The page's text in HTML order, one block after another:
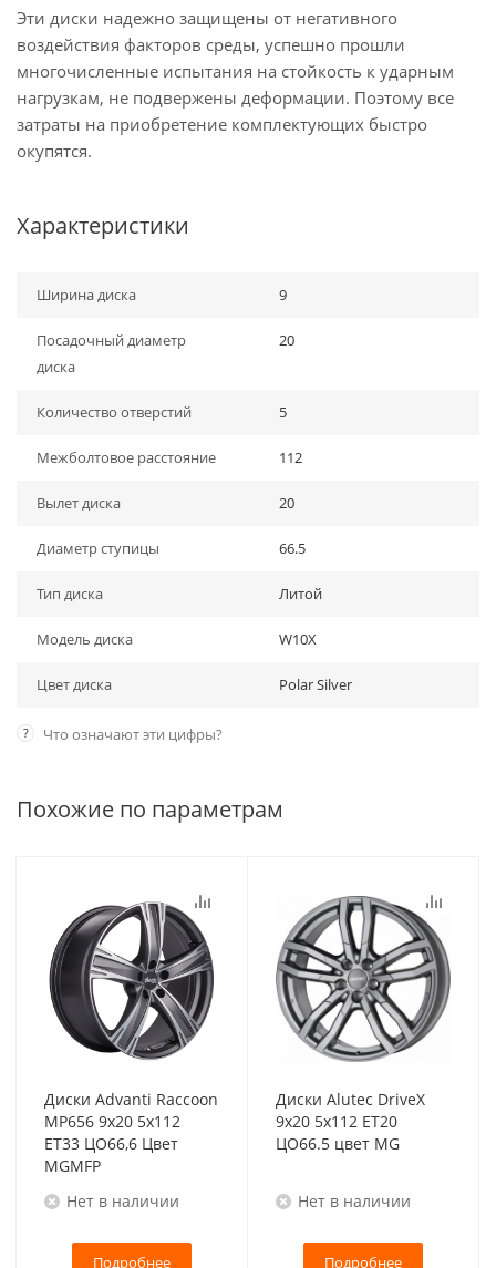
Эти диски надежно защищены от негативного
воздействия факторов среды, успешно прошли
многочисленные испытания на стойкость к ударным
нагрузкам, не подвержены деформации. Поэтому все
затраты на приобретение комплектующих быстро
окупятся.
Характеристики
Ширина диска 9
Посадочный диаметр
диска
20
Количество отверстий 5
Межболтовое расстояние 112
Вылет диска 20
Диаметр ступицы 66.5
Тип диска Литой
Модель диска W10X
Цвет диска Polar Silver
? Что означают эти цифры?
Похожие по параметрам
Диски Advanti Raccoon
MP656 9x20 5x112
ET33 ЦО66,6 Цвет
MGMFP
Нет в наличии
Подробнее
Диски Alutec DriveX
9x20 5x112 ET20
ЦО66.5 цвет MG
Нет в наличии
Подробнее